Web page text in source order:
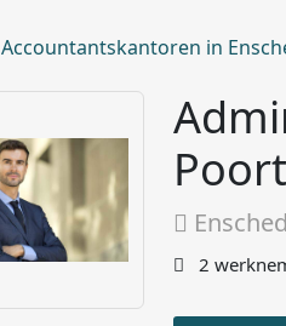
Accountantskantoren in
2